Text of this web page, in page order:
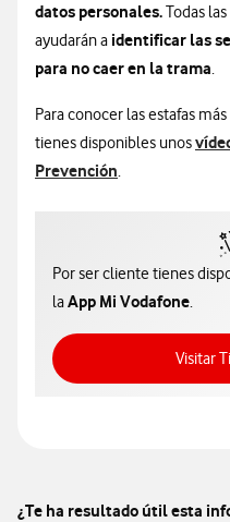
datos personales.Todas
ayudarán a identificar las
para no caer en la trama.
Para conocer las estafas
tienes disponibles unos
Prevención.
Por ser cliente tienes
laApp Mi Vodafone.
Visitar
¿Te ha resultado útil esta